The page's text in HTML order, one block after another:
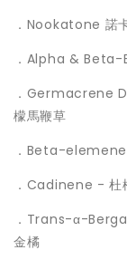
．Nookatone 諾
．Alpha & Beta-
．Germacrene
檬馬鞭草
．Beta-elemene
．Cadinene - 杜
．Trans-α-
金橘